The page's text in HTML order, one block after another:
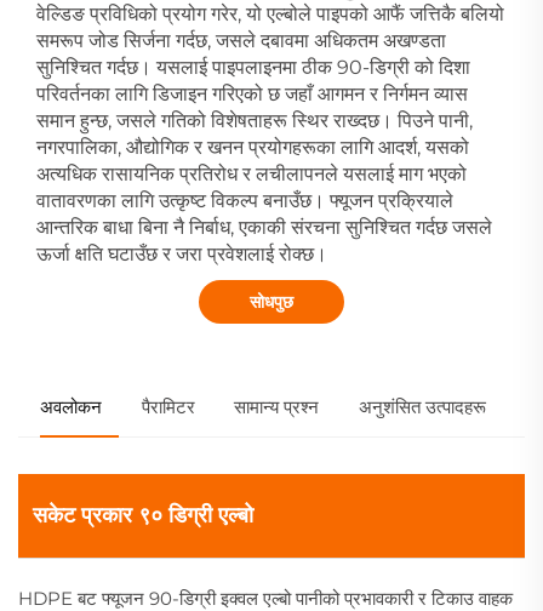
वेल्डिङ प्रविधिको प्रयोग गरेर, यो एल्बोले पाइपको आफैं जत्तिकै बलियो
समरूप जोड सिर्जना गर्दछ, जसले दबावमा अधिकतम अखण्डता
सुनिश्चित गर्दछ। यसलाई पाइपलाइनमा ठीक 90-डिग्री को दिशा
परिवर्तनका लागि डिजाइन गरिएको छ जहाँ आगमन र निर्गमन व्यास
समान हुन्छ, जसले गतिको विशेषताहरू स्थिर राख्दछ। पिउने पानी,
नगरपालिका, औद्योगिक र खनन प्रयोगहरूका लागि आदर्श, यसको
अत्यधिक रासायनिक प्रतिरोध र लचीलापनले यसलाई माग भएको
वातावरणका लागि उत्कृष्ट विकल्प बनाउँछ। फ्यूजन प्रक्रियाले
आन्तरिक बाधा बिना नै निर्बाध, एकाकी संरचना सुनिश्चित गर्दछ जसले
ऊर्जा क्षति घटाउँछ र जरा प्रवेशलाई रोक्छ।
सोधपुछ
अवलोकन पैरामिटर सामान्य प्रश्न अनुशंसित उत्पादहरू
सकेट प्रकार ९० डिग्री एल्बो
HDPE बट फ्यूजन 90-डिग्री इक्वल एल्बो पानीको प्रभावकारी र टिकाउ वाहक